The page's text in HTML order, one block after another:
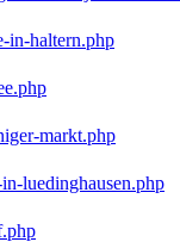
in-haltern.php
markt.php
luedinghausen.php